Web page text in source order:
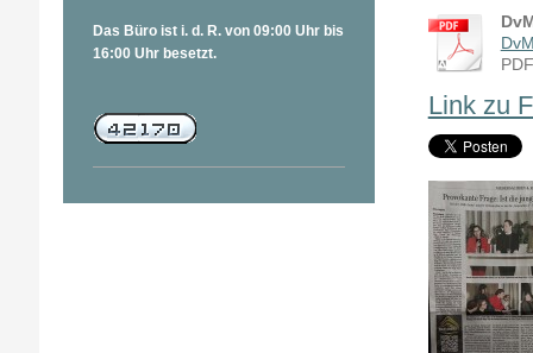
Link zu
Das Büro ist i. d. R. von 09:00 Uhr bis
16:00 Uhr besetzt.